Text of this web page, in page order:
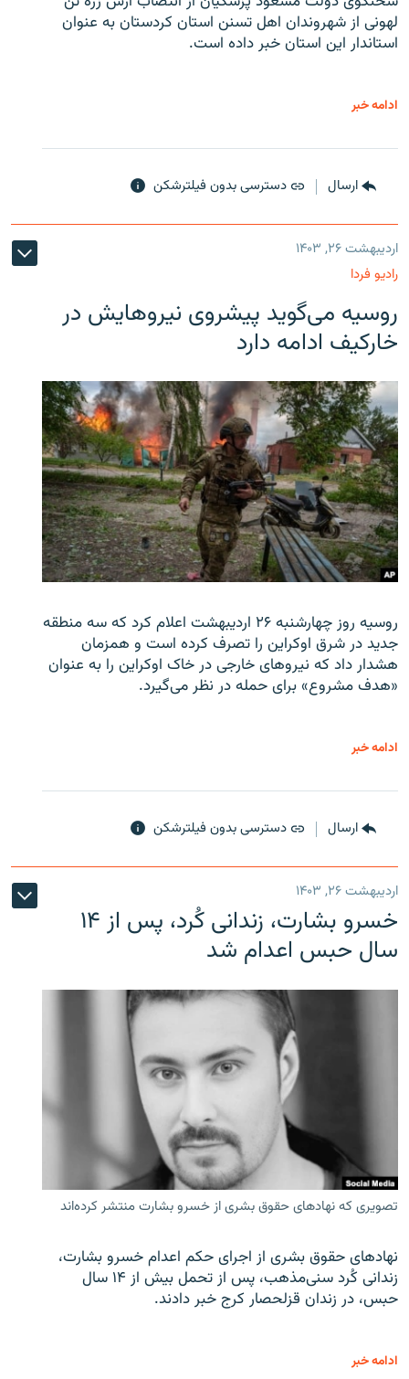
لهونی از شهروندان اهل تسنن استان کردستان به عنوان
استاندار این استان خبر داده است.
ادامه خبر
ارسال دسترسی بدون فیلترشکن
اردیبهشت ۲۶, ۱۴۰۳
رادیو فردا
روسیه می‌گوید پیشروی نیروهایش در
خارکیف ادامه دارد
روسیه روز چهارشنبه ۲۶ اردیبهشت اعلام کرد که سه منطقه
جدید در شرق اوکراین را تصرف کرده است و همزمان
هشدار داد که نیروهای خارجی در خاک اوکراین را به عنوان
«هدف مشروع» برای حمله در نظر می‌گیرد.
ادامه خبر
ارسال دسترسی بدون فیلترشکن
اردیبهشت ۲۶, ۱۴۰۳
خسرو بشارت، زندانی کُرد، پس از ۱۴
سال حبس اعدام شد
تصویری که نهادهای حقوق بشری از خسرو بشارت منتشر کرده‌اند
نهادهای حقوق بشری از اجرای حکم اعدام خسرو بشارت،
زندانی کُرد سنی‌مذهب، پس از تحمل بیش از ۱۴ سال
حبس، در زندان قزلحصار کرج خبر دادند.
ادامه خبر